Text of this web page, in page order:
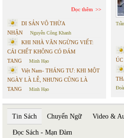
Đọc thêm
DI SẢN VÔ THỪA
NHẬN
Nguyễn Công Khanh
KHI NHÀ VĂN NGỪNG VIẾT:
CÁI CHẾT KHÔNG CÓ ĐÁM
TANG
Minh Hạo
Việt Nam- THÁNG TƯ: KHI MỘT
NGÀY LÀ LỄ, NHƯNG CŨNG LÀ
TANG
Minh Hạo
ÚC
Tin Sách Chuyển Ngữ Video &
Đọc Sách - Mạn Đàm